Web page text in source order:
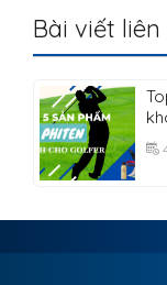
Bài viết liên